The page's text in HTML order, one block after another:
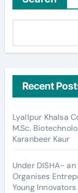
Recent
Lyallpur Khalsa
M.Sc.
Karanbeer Kaur
Under DISHA-
Organises
Young